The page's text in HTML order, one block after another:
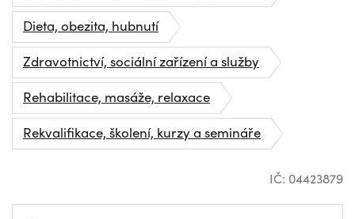
Dieta, obezita, hubnutí
Zdravotnictví, sociální zařízení a služby
Rehabilitace, masáže, relaxace
Rekvalifikace, školení, kurzy a semináře
IČ: 04423879